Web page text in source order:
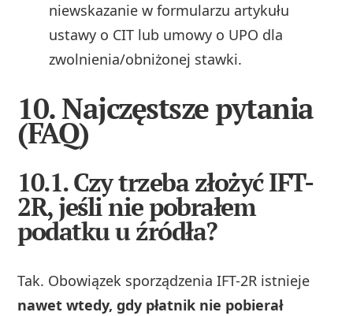
niewskazanie w formularzu artykułu
ustawy o CIT lub umowy o UPO dla
zwolnienia/obniżonej stawki.
10. Najczęstsze pytania
(FAQ)
10.1. Czy trzeba złożyć IFT-
2R, jeśli nie pobrałem
podatku u źródła?
Tak. Obowiązek sporządzenia IFT-2R istnieje
nawet wtedy, gdy płatnik nie pobierał